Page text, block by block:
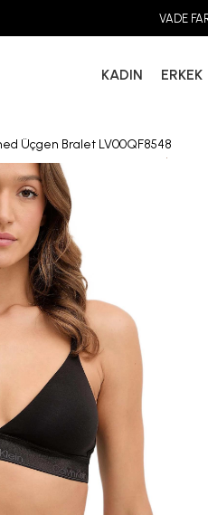
VADE
KADIN ERKEK
Üçgen Bralet LV00QF8548